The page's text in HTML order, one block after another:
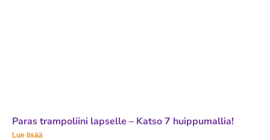
Paras trampoliini lapselle – Katso 7 huippumallia!
Lue lisää